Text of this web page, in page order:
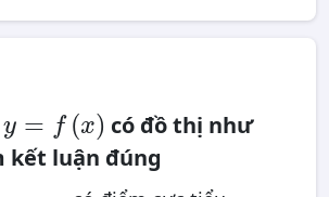
y = f (x)
y
=
f
(x )
có đồ thị như
kết luận đúng